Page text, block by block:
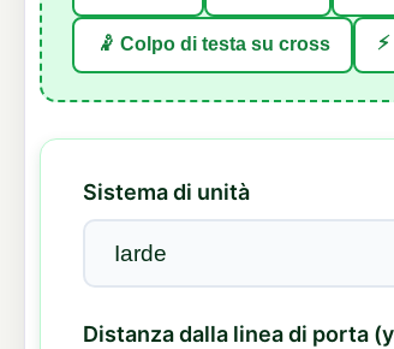
🤾 Colpo di testa su cross
Sistema di unità
Distanza dalla linea di porta